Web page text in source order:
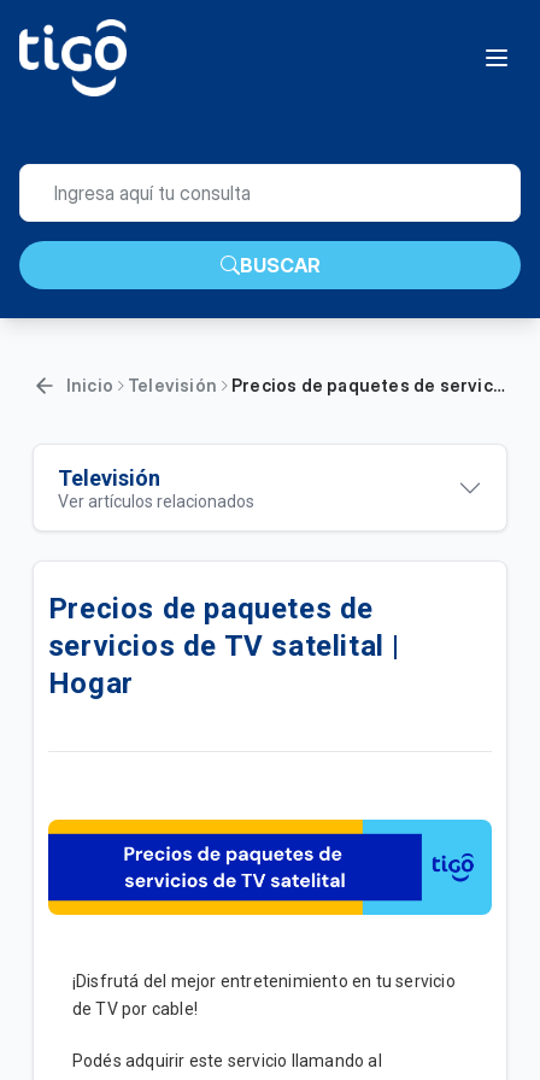
BUSCAR
Inicio Televisión Precios de paquetes de servicios de TV satelital | Hogar
Televisión
Ver artículos relacionados
Actualiza tu servicio de TV y mejora tu experiencia |
Cambios en Grilla de TV: Marzo 2026
Evita problemas de señal | Hogar
Cómo reiniciar tu caja de cable Tigo paso a paso |
¿Cómo reiniciar tu caja de cable Android Tigo?
Control Parental para cajas Kaon HD | Hogar
Beneficios al contratar servicios Tigo Residencial
Precios de paquetes de
servicios de TV satelital |
Hogar
¡Disfrutá del mejor entretenimiento en tu servicio
de TV por cable!
Podés adquirir este servicio llamando al